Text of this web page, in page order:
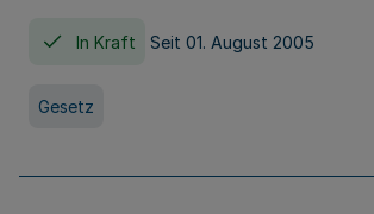
In Kraft Seit 01. August 2005
Gesetz